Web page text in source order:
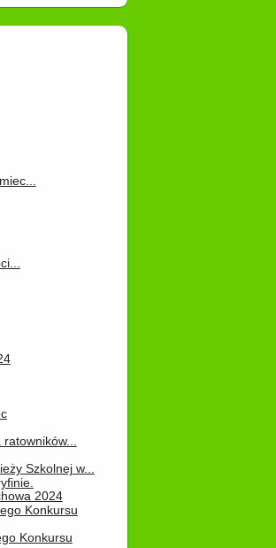
Szkolnej w...
2024
Konkursu
Konkursu